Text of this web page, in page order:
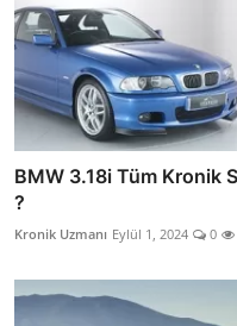
BMW 3.18i Tüm Kronik
?
Kronik Uzmanı Eylül 1, 2024 0